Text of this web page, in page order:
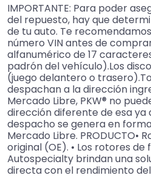
IMPORTANTE: Para poder
del repuesto, hay que
de tu auto. Te
número VIN antes de
alfanumérico de 17
padrón del vehículo).Los
(juego delantero o
despachan a la dirección
Mercado Libre, PKW® no
dirección diferente de esa ya
despacho se genera en
Mercado Libre. PRODUCTO•
original (OE). • Los rotores
Autospecialty brindan una
directa con el rendimiento